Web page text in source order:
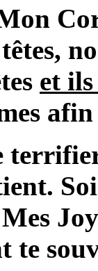
têtes,
et
te